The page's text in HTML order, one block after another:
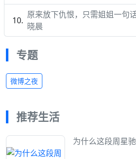
原来放下仇恨，只需姐姐一句
晓晨
专题
微博之夜
推荐生活
为什么这段周星